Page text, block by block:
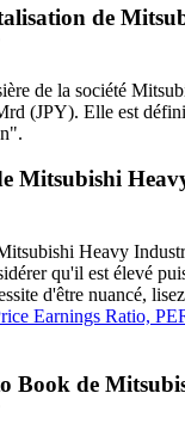
de
de la société
(JPY). Elle est
Mitsubishi
Heavy
qu'il est élevé
d'être nuancé,
Earnings Ratio,
Book de